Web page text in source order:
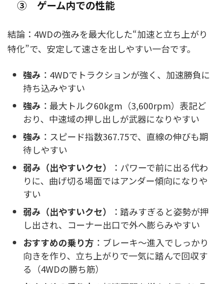
③ ゲーム内での性能
結論：4WDの強みを最大化した“加速と立ち上がり
特化”で、安定して速さを出しやすい一台です。
強み ：4WDでトラクションが強く、加速勝負に
持ち込みやすい
強み ：最大トルク60kgm（3,600rpm）表記ど
おり、中速域の押し出しが武器になりやすい
強み ：スピード指数367.75で、直線の伸びも期
待しやすい
弱み（出やすいクセ）
：パワーで前に出る代わ
りに、曲げ切る場面ではアンダー傾向になりや
すい
弱み（出やすいクセ）
：踏みすぎると姿勢が押
し出され、コーナー出口で外へ膨らみやすい
おすすめの乗り方 ：ブレーキ～進入でしっかり
向きを作り、立ち上がりで一気に踏んで回収す
る（4WDの勝ち筋）